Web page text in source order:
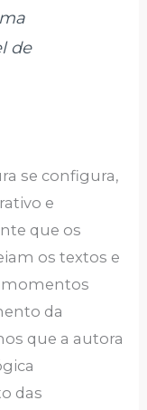
de
se configura,
e
que os
os textos e
momentos
da
que a autora
das